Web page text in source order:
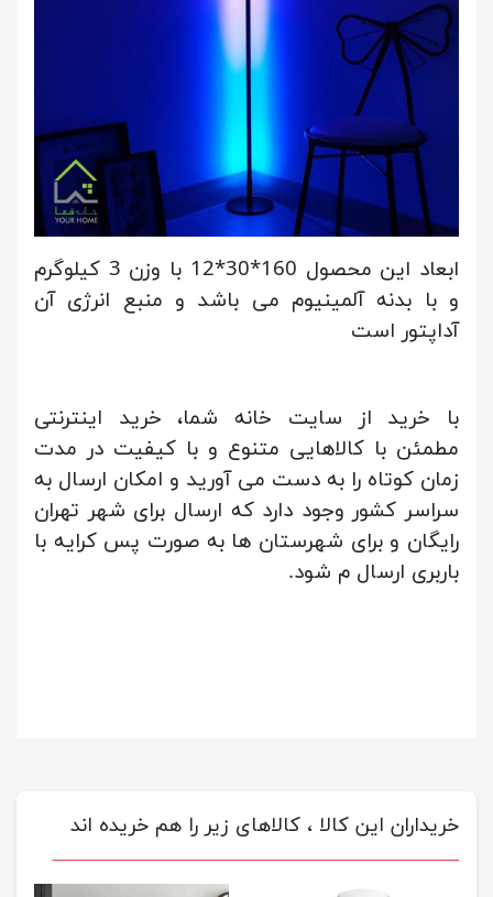
ابعاد این محصول 160*30*12 با وزن 3 کیلوگرم
و با بدنه آلمینیوم می باشد و منبع انرژی آن
آداپتور است
با خرید از سایت خانه شما، خرید اینترنتی
مطمئن با کالاهایی متنوع و با کیفیت در مدت
زمان کوتاه را به دست می آورید و امکان ارسال به
سراسر کشور وجود دارد که ارسال برای شهر تهران
رایگان و برای شهرستان ها به صورت پس کرایه با
باربری ارسال م شود.
خریداران این کالا ، کالاهای زیر را هم خریده اند